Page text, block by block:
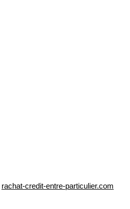
rachat-credit-entre-particulier.com